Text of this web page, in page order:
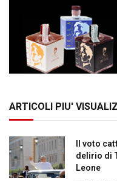
ARTICOLI PIU'
Il voto
delirio di
Leone